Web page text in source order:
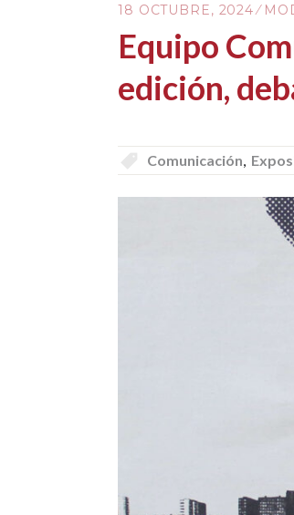
18 OCTUBRE, 2024
Equipo
edición,
Comunicación